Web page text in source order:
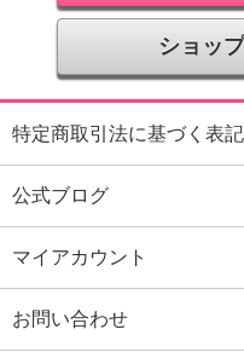
ショッ
特定商取引法に基づく表記
公式ブログ
マイアカウント
お問い合わせ